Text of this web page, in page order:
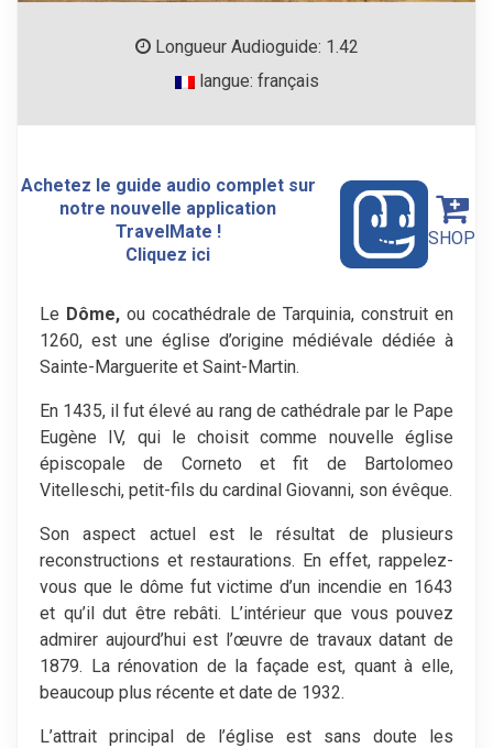
Longueur Audioguide: 1.42
langue: français
Achetez le guide audio complet sur
notre nouvelle application
TravelMate !
Cliquez ici
SHOP
Le Dôme,ou cocathédrale de Tarquinia, construit en
1260, est une église d’origine médiévale dédiée à
Sainte-Marguerite et Saint-Martin.
En 1435, il fut élevé au rang de cathédrale par le Pape
Eugène IV, qui le choisit comme nouvelle église
épiscopale de Corneto et fit de Bartolomeo
Vitelleschi, petit-fils du cardinal Giovanni, son évêque.
Son aspect actuel est le résultat de plusieurs
reconstructions et restaurations. En effet, rappelez-
vous que le dôme fut victime d’un incendie en 1643
et qu’il dut être rebâti. L’intérieur que vous pouvez
admirer aujourd’hui est l’œuvre de travaux datant de
1879. La rénovation de la façade est, quant à elle,
beaucoup plus récente et date de 1932.
L’attrait principal de l’église est sans doute les